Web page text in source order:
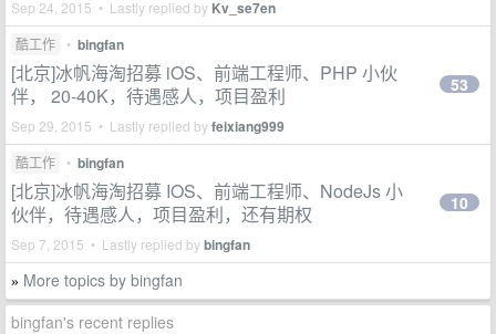
Sep 24, 2015 • Lastly replied by Kv_se7en
酷工作 • bingfan
[北京]冰帆海淘招募 iOS、前端工程师、PHP 小伙
伴， 20-40K，待遇感人，项目盈利
Sep 29, 2015 • Lastly replied byfeixiang999
53
酷工作 • bingfan
[北京]冰帆海淘招募 IOS、前端工程师、NodeJs 小
伙伴，待遇感人，项目盈利，还有期权
Sep 7, 2015 • Lastly replied bybingfan
10
» More topics by bingfan
bingfan's recent replies